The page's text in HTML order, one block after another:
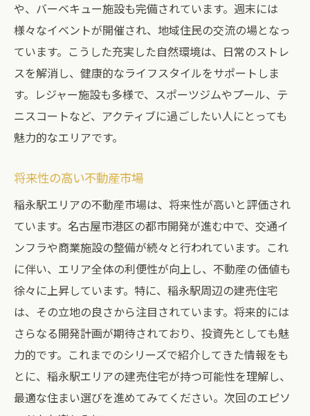
や、バーベキュー施設も完備されています。週末には
様々なイベントが開催され、地域住民の交流の場となっ
ています。こうした充実した自然環境は、日常のストレ
スを解消し、健康的なライフスタイルをサポートしま
す。レジャー施設も多様で、スポーツジムやプール、テ
ニスコートなど、アクティブに過ごしたい人にとっても
魅力的なエリアです。
将来性の高い不動産市場
稲永駅エリアの不動産市場は、将来性が高いと評価され
ています。名古屋市港区の都市開発が進む中で、交通イ
ンフラや商業施設の整備が続々と行われています。これ
に伴い、エリア全体の利便性が向上し、不動産の価値も
徐々に上昇しています。特に、稲永駅周辺の建売住宅
は、その立地の良さから注目されています。将来的には
さらなる開発計画が期待されており、投資先としても魅
力的です。これまでのシリーズで紹介してきた情報をも
とに、稲永駅エリアの建売住宅が持つ可能性を理解し、
最適な住まい選びを進めてみてください。次回のエピソ